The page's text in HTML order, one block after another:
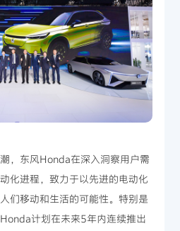
，东风Honda在深入洞察用户需
化进程，致力于以先进的电动化
们移动和生活的可能性。特别是
计划在未来5年内连续推出